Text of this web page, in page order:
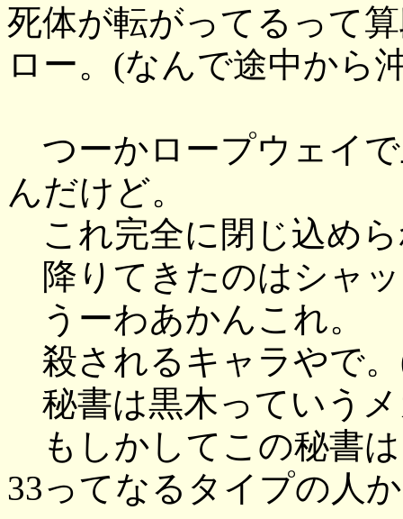
死体が転がってるって
ロー。(なんで途中から
つーかロープウェイ
んだけど。
これ完全に閉じ込め
降りてきたのはシャ
うーわあかんこれ。
殺されるキャラやで
秘書は黒木っていう
もしかしてこの秘書
33ってなるタイプの人